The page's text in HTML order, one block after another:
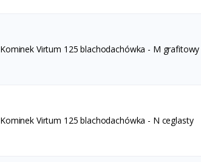
Kominek Virtum 125 blachodachówka - M grafitowy
Kominek Virtum 125 blachodachówka - N ceglasty